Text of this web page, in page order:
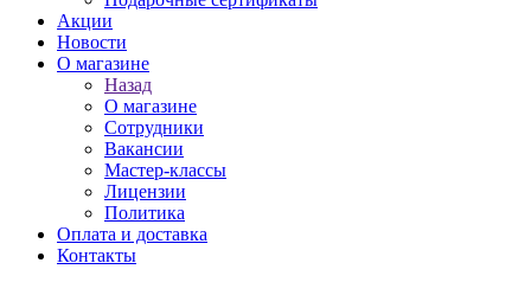
Акции
Новости
О магазине
Назад
О магазине
Сотрудники
Вакансии
Мастер-классы
Лицензии
Политика
Оплата и доставка
Контакты